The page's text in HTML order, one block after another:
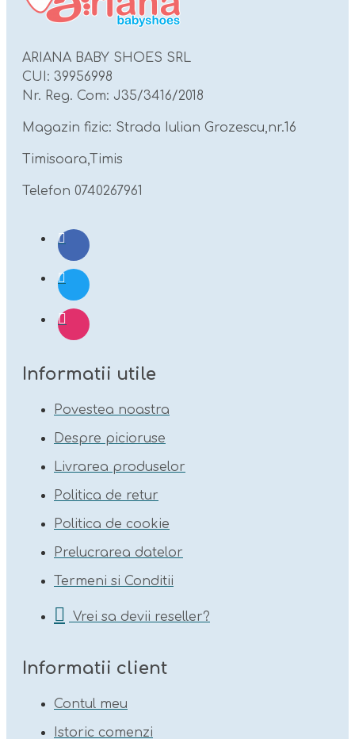
ARIANA BABY SHOES SRL
CUI: 39956998
Nr. Reg. Com: J35/3416/2018
Magazin fizic: Strada Iulian Grozescu,nr.16
Timisoara,Timis
Telefon 0740267961
Informatii utile
Povestea noastra
Despre picioruse
Livrarea produselor
Politica de retur
Politica de cookie
Prelucrarea datelor
Termeni si Conditii
Vrei sa devii reseller?
Informatii client
Contul meu
Istoric comenzi